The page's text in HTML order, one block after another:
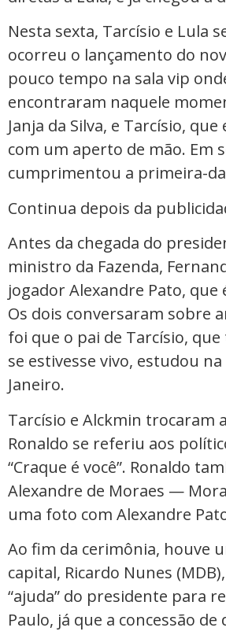
Nesta sexta, Tarcísio e Lula
ocorreu o lançamento do
pouco tempo na sala vip
encontraram naquele
Janja da Silva, e Tarcísio,
com um aperto de mão. Em
cumprimentou a primeira-
Continua depois da
Antes da chegada do
ministro da Fazenda,
jogador Alexandre Pato, que
Os dois conversaram sobre
foi que o pai de Tarcísio,
se estivesse vivo, estudou
Janeiro.
Tarcísio e Alckmin trocaram
Ronaldo se referiu aos
“Craque é você”. Ronaldo
Alexandre de Moraes —
uma foto com Alexandre
Ao fim da cerimônia, houve
capital, Ricardo Nunes
“ajuda” do presidente para
Paulo, já que a concessão